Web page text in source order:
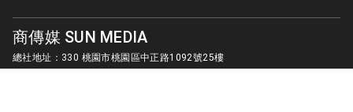
商傳媒 SUN MEDIA
總社地址：330 桃園市桃園區中正路1092號25樓